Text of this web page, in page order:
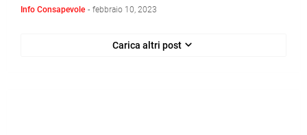
Info Consapevole - febbraio 10, 2023
Carica altri post